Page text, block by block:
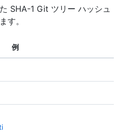
SHA-1 Git ツリー ハッシュ
す。
例